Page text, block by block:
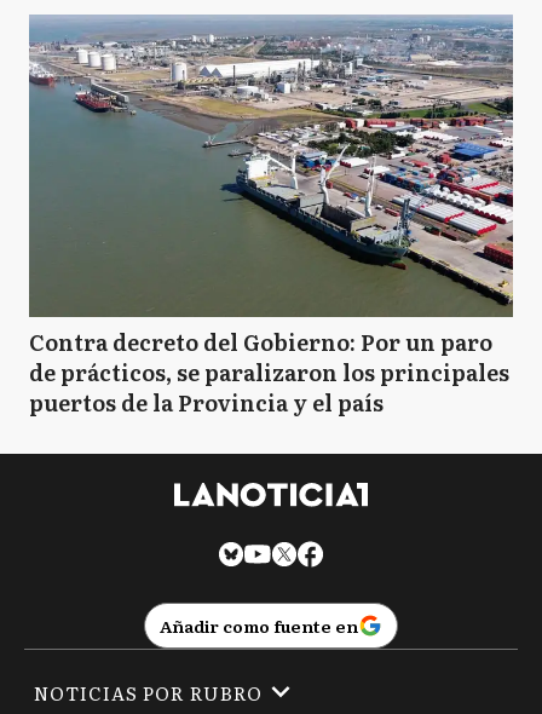
Contra decreto del Gobierno: Por un paro
de prácticos, se paralizaron los principales
puertos de la Provincia y el país
Añadir como fuente en
NOTICIAS POR RUBRO